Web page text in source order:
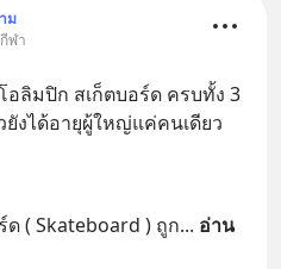
ม
ฬา
ลิมปิก สเก็ตบอร์ด ครบทั้ง 3
งได้อายุผู้ใหญ่แค่คนเดียว
( Skateboard ) ถูก... อ่าน